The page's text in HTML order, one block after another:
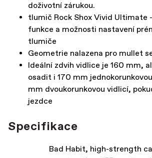
doživotní zárukou.
tlumič Rock Shox Vivid Ultimate
funkce a možnosti nastavení
tlumiče
Geometrie nalazena pro mullet
Ideální zdvih vidlice je 160 mm,
osadit i 170 mm
mm dvoukorunkovou vidlicí,
jezdce
Specifikace
Bad Habit, high-strength